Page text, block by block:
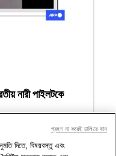
নারী পাইলটকে
দিতে, বিষয়বস্তু এবং
গ্রহণ না করেই চালিয়ে যান